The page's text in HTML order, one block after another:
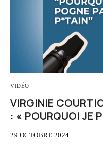
VIDÉO
VIRGINIE
: « POURQUOI JE
29 OCTOBRE 2024